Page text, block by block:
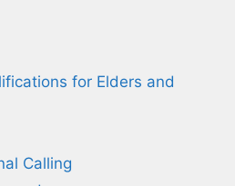
for Elders and
Calling